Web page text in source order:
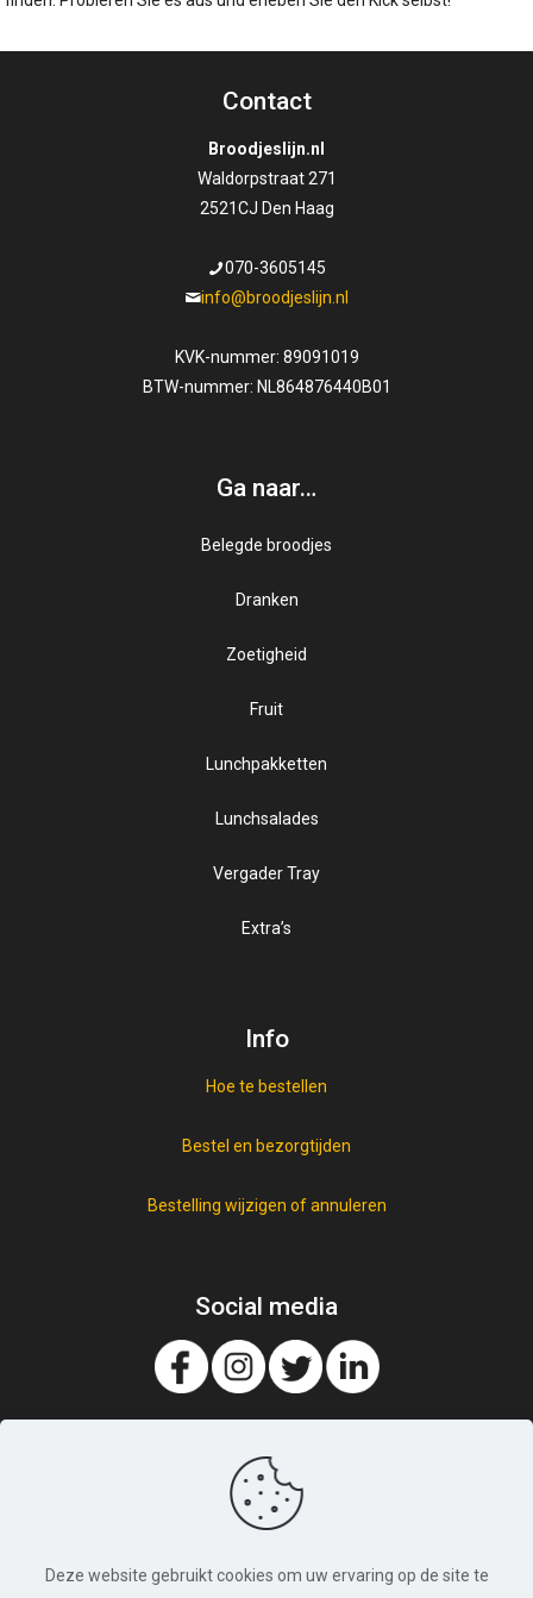
Contact
Broodjeslijn.nl
Waldorpstraat 271
2521CJ Den Haag
070-3605145
info@broodjeslijn.nl
KVK-nummer: 89091019
BTW-nummer: NL864876440B01
Ga naar…
Belegde broodjes
Gezond
Kaassoorten
Luxe beleg
Salade op brood
Sortering broodjes
Speciale broodjes
Vegan
Vleeswaren
Dranken
Sappen
Zuivel
Zoetigheid
Fruit
Lunchpakketten
Lunchsalades
Vergader Tray
Extra’s
Info
Hoe te bestellen
Bestel en bezorgtijden
Bestelling wijzigen of annuleren
Social media
Deze website gebruikt cookies om uw ervaring op de site te